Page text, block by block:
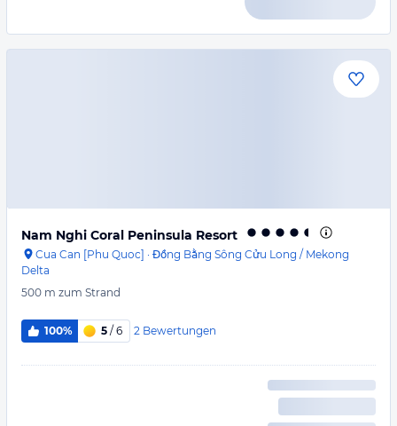
Nam Nghi Coral Peninsula Resort
Cua Can [Phu Quoc] · Đồng Bằng Sông Cửu Long / Mekong
Delta
500 m zum Strand
100% 5 / 6 2 Bewertungen